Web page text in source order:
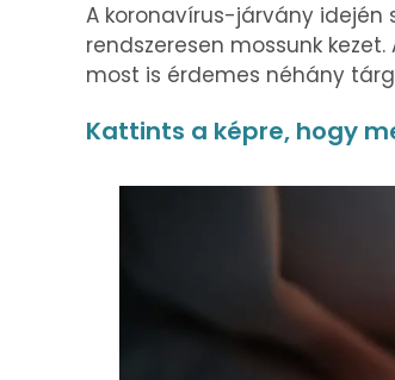
A koronavírus-járvány
rendszeresen mossunk
most is érdemes néhány
Kattints a képre, hogy